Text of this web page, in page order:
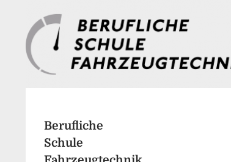
springen
Berufliche
Schule